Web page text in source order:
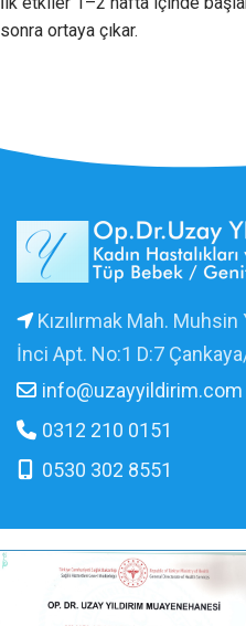
sonra ortaya çıkar.
Kızılırmak Mah.
İnci Apt. No:1 D:7
info@uzayyildirim.com
0312 210 0151
0530 302 8551